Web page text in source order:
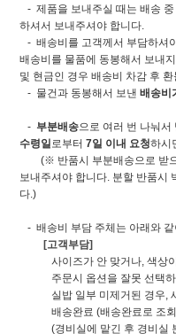
- 제품을 보내주실 때는 배송
하셔서 보내주셔야 합니다.
- 배송비를 고객께서 부담하셔
배송비를 물품에 동봉해서 보내
및 현금인 경우 배송비 차감 후
- 물건과 동봉해서 보낸 배송비
- 부분배송으로 여러 번 나눠서
수령일로부터 7일 이내 요청하시
(※ 반품시 부분배송으로 받으
보내주셔야 합니다. 분할 반품시
다.)
- 배송비 부담 주체는 아래와
[고객부담]
사이즈가 안 맞거나, 색상이
주문시 옵션을 잘못 선택하
실밥 일부 미제거된 경우, 새
배송완료 (배송완료로 조회
(경비실에 맡긴 후 경비실